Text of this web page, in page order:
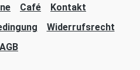
Café
Kontakt
Widerrufsrecht
AGB